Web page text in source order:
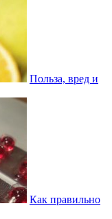
Польза, вред и
Как правильно